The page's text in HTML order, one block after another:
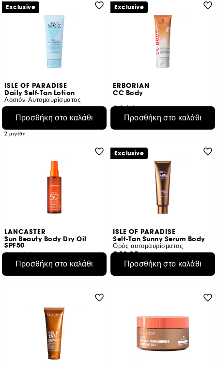
ISLE OF PARADISE
Daily Self-Tan Lotion
Λοσιόν Αυτομαυρίσματος
1
€ 14,95
2 μεγέθη
Προσθήκη στο καλάθι
Exclusive
ERBORIAN
CC Body
9
€ 51,50
Προσθήκη στο καλάθι
Exclusive
LANCASTER
Sun Beauty Body Dry Oil
SPF50
4
€ 49,95
Προσθήκη στο καλάθι
ISLE OF PARADISE
Self-Tan Sunny Serum Body
Ορός αυτομαυρίσματος
€ 18,95
€ 15,16 /100ml
Προσθήκη στο καλάθι
Exclusive